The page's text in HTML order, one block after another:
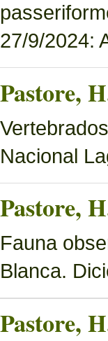
27/9/2024:
Pastore,
Nacional
Pastore,
Fauna
Blanca.
Pastore,